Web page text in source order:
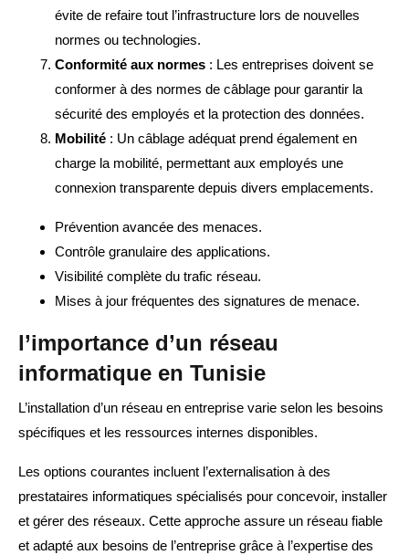
évite de refaire tout l’infrastructure lors de nouvelles
normes ou technologies.
Conformité aux normes : Les entreprises doivent se
conformer à des normes de câblage pour garantir la
sécurité des employés et la protection des données.
Mobilité : Un câblage adéquat prend également en
charge la mobilité, permettant aux employés une
connexion transparente depuis divers emplacements.
Prévention avancée des menaces.
Contrôle granulaire des applications.
Visibilité complète du trafic réseau.
Mises à jour fréquentes des signatures de menace.
l’importance d’un réseau
informatique en Tunisie
L’installation d’un réseau en entreprise varie selon les besoins
spécifiques et les ressources internes disponibles.
Les options courantes incluent l’externalisation à des
prestataires informatiques spécialisés pour concevoir, installer
et gérer des réseaux. Cette approche assure un réseau fiable
et adapté aux besoins de l’entreprise grâce à l’expertise des